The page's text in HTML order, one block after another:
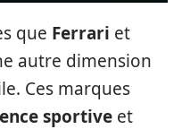
que Ferrari et
autre dimension
Ces marques
sportive et